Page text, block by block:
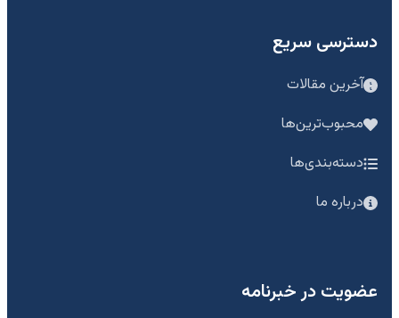
دسترسی سریع
آخرین مقالات
محبوب‌ترین‌ها
دسته‌بندی‌ها
درباره ما
عضویت در خبرنامه